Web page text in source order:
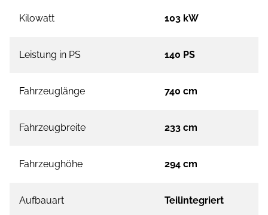
Kilowatt 103 kW
Leistung in PS 140 PS
Fahrzeuglänge 740 cm
Fahrzeugbreite 233 cm
Fahrzeughöhe 294 cm
Aufbauart Teilintegriert